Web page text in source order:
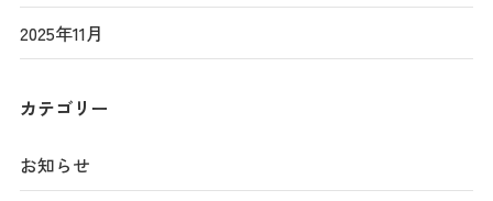
2025年11月
カテゴリー
お知らせ